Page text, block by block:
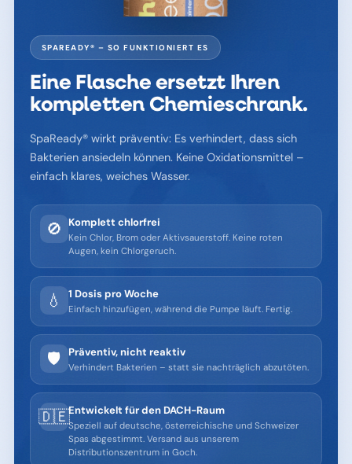
SPAREADY® – SO FUNKTIONIERT ES
Eine Flasche ersetzt Ihren
kompletten Chemieschrank.
SpaReady® wirkt präventiv: Es verhindert, dass sich
Bakterien ansiedeln können. Keine Oxidationsmittel –
einfach klares, weiches Wasser.
🚫 Komplett chlorfrei
Kein Chlor, Brom oder Aktivsauerstoff. Keine roten
Augen, kein Chlorgeruch.
💧 1 Dosis pro Woche
Einfach hinzufügen, während die Pumpe läuft. Fertig.
🛡️ Präventiv, nicht reaktiv
Verhindert Bakterien – statt sie nachträglich abzutöten.
🇩🇪Entwickelt für den DACH-Raum
Speziell auf deutsche, österreichische und Schweizer
Spas abgestimmt. Versand aus unserem
Distributionszentrum in Goch.